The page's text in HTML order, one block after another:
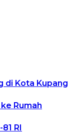
di Kota Kupang
Rumah
RI